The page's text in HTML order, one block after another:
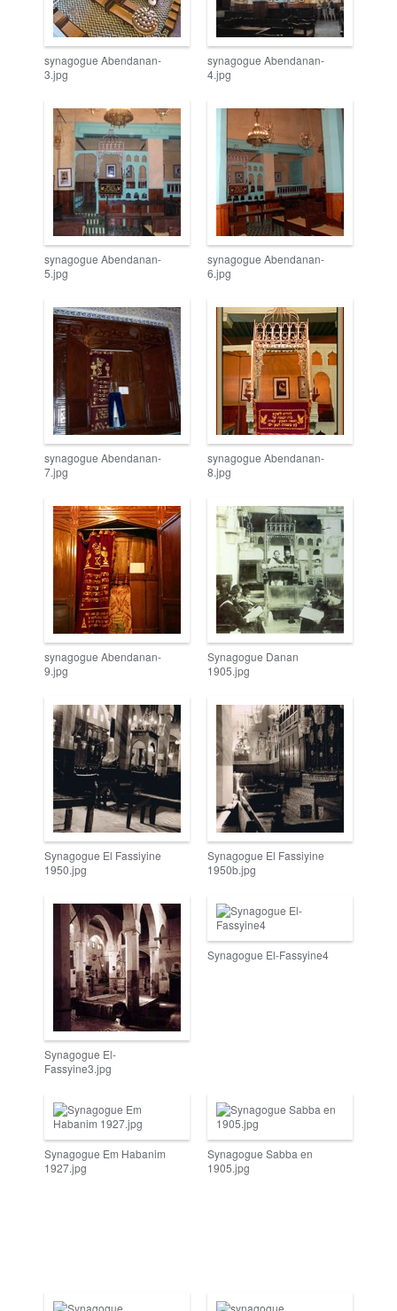
synagogue Abendanan-
3.jpg
synagogue Abendanan-
4.jpg
synagogue Abendanan-
5.jpg
synagogue Abendanan-
6.jpg
synagogue Abendanan-
7.jpg
synagogue Abendanan-
8.jpg
synagogue Abendanan-
9.jpg
Synagogue Danan
1905.jpg
Synagogue El Fassiyine
1950.jpg
Synagogue El Fassiyine
1950b.jpg
Synagogue El-
Fassyine3.jpg
Synagogue El-Fassyine4
Synagogue Em Habanim
1927.jpg
Synagogue Sabba en
1905.jpg